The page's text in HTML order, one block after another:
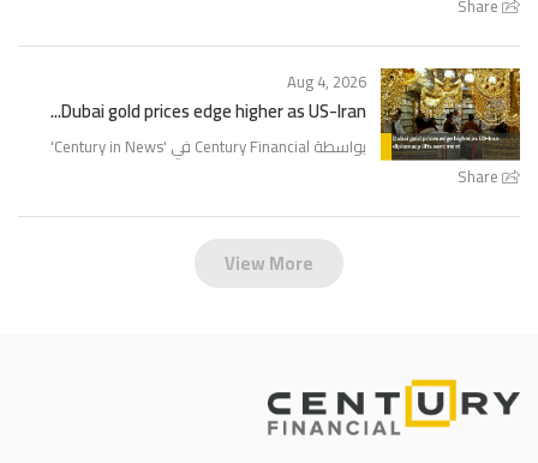
Share
Share
Aug 4, 2026
Dubai gold prices edge higher as US-Iran...
بواسطة Century Financial في ' Century in News
'
View More